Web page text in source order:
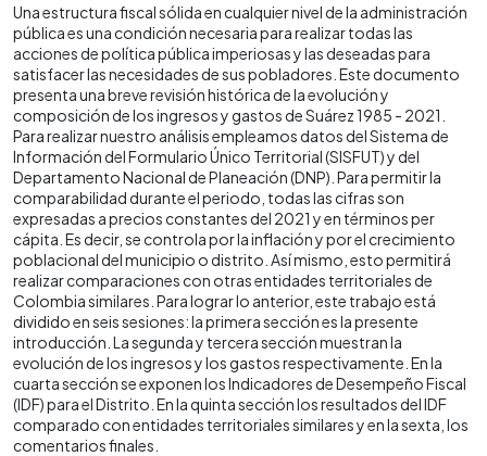
Una estructura fiscal sólida en cualquier nivel de la administración
pública es una condición necesaria para realizar todas las
acciones de política pública imperiosas y las deseadas para
satisfacer las necesidades de sus pobladores. Este documento
presenta una breve revisión histórica de la evolución y
composición de los ingresos y gastos de Suárez 1985 - 2021.
Para realizar nuestro análisis empleamos datos del Sistema de
Información del Formulario Único Territorial (SISFUT) y del
Departamento Nacional de Planeación (DNP). Para permitir la
comparabilidad durante el periodo, todas las cifras son
expresadas a precios constantes del 2021 y en términos per
cápita. Es decir, se controla por la inflación y por el crecimiento
poblacional del municipio o distrito. Así mismo, esto permitirá
realizar comparaciones con otras entidades territoriales de
Colombia similares. Para lograr lo anterior, este trabajo está
dividido en seis sesiones: la primera sección es la presente
introducción. La segunda y tercera sección muestran la
evolución de los ingresos y los gastos respectivamente. En la
cuarta sección se exponen los Indicadores de Desempeño Fiscal
(IDF) para el Distrito. En la quinta sección los resultados del IDF
comparado con entidades territoriales similares y en la sexta, los
comentarios finales.